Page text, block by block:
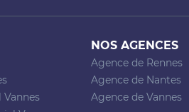
NOS AGENCES
Agence de Rennes
Agence de Nantes
Agence de Vannes